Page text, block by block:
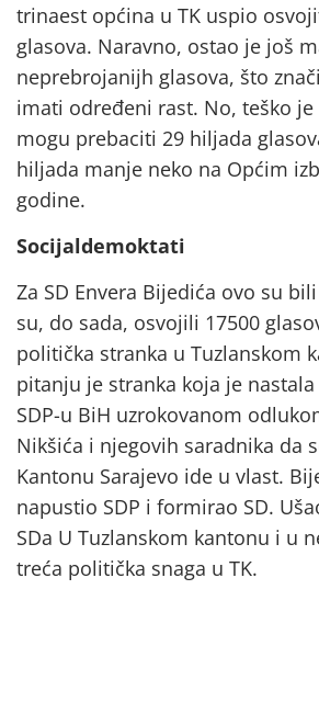
trinaest općina u TK uspio
glasova. Naravno, ostao je još
neprebrojanijh glasova, što
imati određeni rast. No, teško je
mogu prebaciti 29 hiljada
hiljada manje neko na Općim
godine.
Socijaldemoktati
Za SD Envera Bijedića ovo su
su, do sada, osvojili 17500
politička stranka u Tuzlanskom
pitanju je stranka koja je
SDP-u BiH uzrokovanom
Nikšića i njegovih saradnika da
Kantonu Sarajevo ide u vlast.
napustio SDP i formirao SD.
SDa U Tuzlanskom kantonu i u
treća politička snaga u TK.